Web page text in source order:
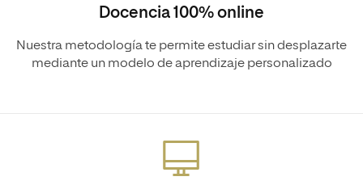
Docencia 100% online
Nuestra metodología te permite estudiar sin desplazarte
mediante un modelo de aprendizaje personalizado